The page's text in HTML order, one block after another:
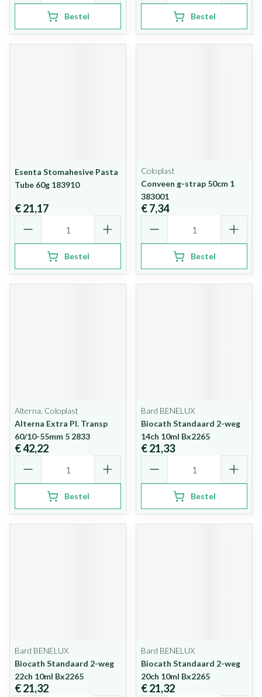
Bestel Bestel
Esenta Stomahesive Pasta
Tube 60g 183910
€ 21,17
Bestel
Coloplast
Conveen g-strap 50cm 1
383001
€ 7,34
Bestel
Alterna, Coloplast
Alterna Extra Pl. Transp
60/10-55mm 5 2833
€ 42,22
Bestel
Bard BENELUX
Biocath Standaard 2-weg
14ch 10ml Bx2265
€ 21,33
Bestel
Bard BENELUX
Biocath Standaard 2-weg
22ch 10ml Bx2265
€ 21,32
Bard BENELUX
Biocath Standaard 2-weg
20ch 10ml Bx2265
€ 21,32